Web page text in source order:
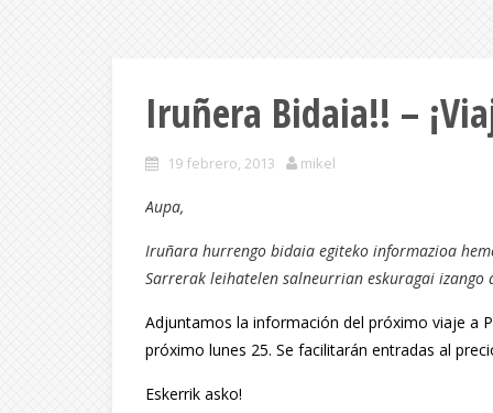
Iruñera Bidaia!! –
19 febrero, 2013 mikel
Aupa,
Iruñara hurrengo bidaia egiteko informazioa
Sarrerak leihatelen salneurrian eskuragai izango
Adjuntamos la información del próximo viaje a
próximo lunes 25. Se facilitarán entradas al
Eskerrik asko!